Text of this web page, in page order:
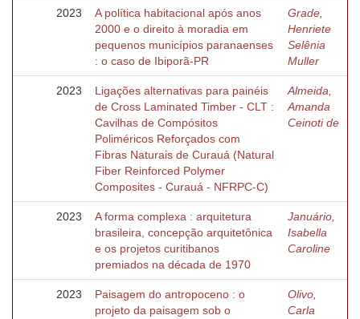
2023
A política habitacional após anos
2000 e o direito à moradia em
pequenos municípios paranaenses
: o caso de Ibiporã-PR
Grade,
Henriete
Selênia
Muller
2023
Ligações alternativas para painéis
de Cross Laminated Timber - CLT :
Cavilhas de Compósitos
Poliméricos Reforçados com
Fibras Naturais de Curauá (Natural
Fiber Reinforced Polymer
Composites - Curauá - NFRPC-C)
Almeida,
Amanda
Ceinoti de
2023
A forma complexa : arquitetura
brasileira, concepção arquitetônica
e os projetos curitibanos
premiados na década de 1970
Januário,
Isabella
Caroline
2023
Paisagem do antropoceno : o
projeto da paisagem sob o
Olivo,
Carla